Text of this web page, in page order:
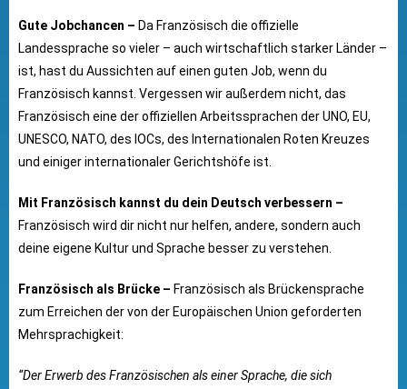
Gute Jobchancen – Da Französisch die offizielle
Landessprache so vieler – auch wirtschaftlich starker Länder –
ist, hast du Aussichten auf einen guten Job, wenn du
Französisch kannst. Vergessen wir außerdem nicht, das
Französisch eine der offiziellen Arbeitssprachen der UNO, EU,
UNESCO, NATO, des IOCs, des Internationalen Roten Kreuzes
und einiger internationaler Gerichtshöfe ist.
Mit Französisch kannst du dein Deutsch verbessern –
Französisch wird dir nicht nur helfen, andere, sondern auch
deine eigene Kultur und Sprache besser zu verstehen.
Französisch als Brücke – Französisch als Brückensprache
zum Erreichen der von der Europäischen Union geforderten
Mehrsprachigkeit:
“Der Erwerb des Französischen als einer Sprache, die sich